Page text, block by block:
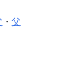
・ 父